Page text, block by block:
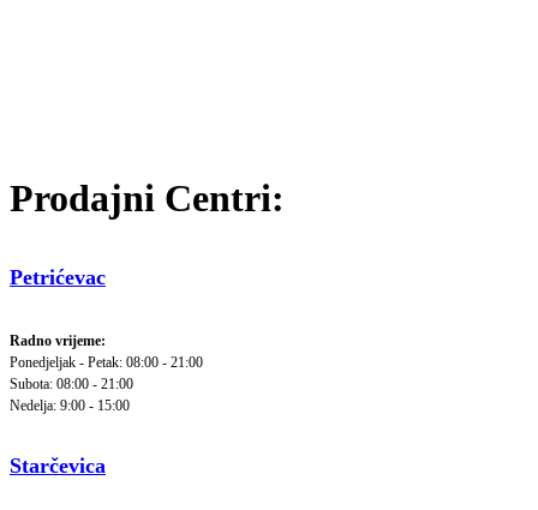
Prodajni Centri:
Petrićevac
Radno vrijeme:
Ponedjeljak - Petak: 08:00 - 21:00
Subota: 08:00 - 21:00
Nedelja: 9:00 - 15:00
Starčevica